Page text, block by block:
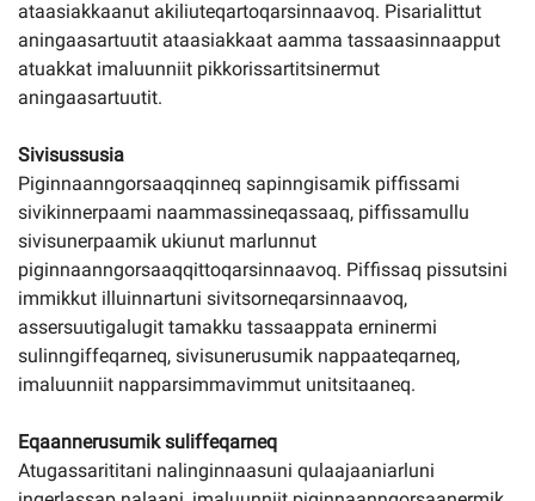
ataasiakkaanut akiliuteqartoqarsinnaavoq. Pisarialittut
aningaasartuutit ataasiakkaat aamma tassaasinnaapput
atuakkat imaluunniit pikkorissartitsinermut
aningaasartuutit.
Sivisussusia
Piginnaanngorsaaqqinneq sapinngisamik piffissami
sivikinnerpaami naammassineqassaaq, piffissamullu
sivisunerpaamik ukiunut marlunnut
piginnaanngorsaaqqittoqarsinnaavoq. Piffissaq pissutsini
immikkut illuinnartuni sivitsorneqarsinnaavoq,
assersuutigalugit tamakku tassaappata erninermi
sulinngiffeqarneq, sivisunerusumik nappaateqarneq,
imaluunniit napparsimmavimmut unitsitaaneq.
Eqaannerusumik suliffeqarneq
Atugassarititani nalinginnaasuni qulaajaaniarluni